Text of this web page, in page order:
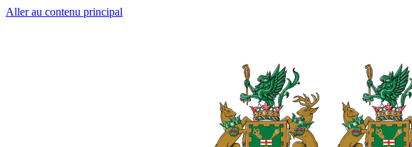
Aller au contenu principal